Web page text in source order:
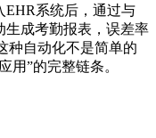
EHR系统后，通过与
生成考勤报表，误差率
种自动化不是简单的
用”的完整链条。